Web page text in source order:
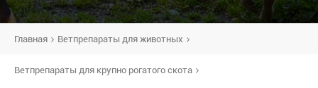
Главная Ветпрепараты для животных
Ветпрепараты для крупно рогатого скота